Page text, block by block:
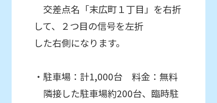
交差点名「末広町１丁目」を右折
して、２つ目の信号を左折
した右側になります。
・駐車場：計1,000台 料金：無料
隣接した駐車場約200台、臨時駐
mechanically,
so
it
not
be